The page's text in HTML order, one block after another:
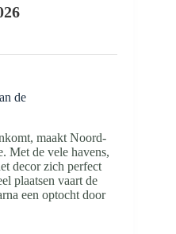
de
maakt Noord-
Met de vele havens,
decor zich perfect
plaatsen vaart de
een optocht door